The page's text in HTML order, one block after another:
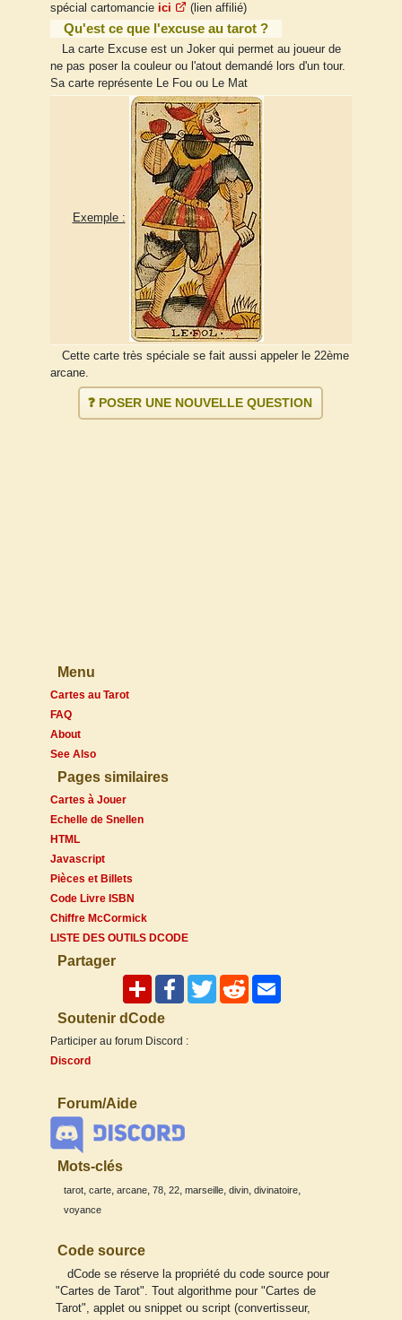
spécial cartomancie ici (lien affilié)
Qu'est ce que l'excuse au tarot ?
La carte Excuse est un Joker qui permet au joueur de
ne pas poser la couleur ou l'atout demandé lors d'un tour.
Sa carte représente Le Fou ou Le Mat
Exemple :
Cette carte très spéciale se fait aussi appeler le 22ème
arcane.
❓ POSER UNE NOUVELLE QUESTION
Menu
Cartes au Tarot
FAQ
About
See Also
Pages similaires
Cartes à Jouer
Echelle de Snellen
HTML
Javascript
Pièces et Billets
Code Livre ISBN
Chiffre McCormick
LISTE DES OUTILS DCODE
Partager
Soutenir dCode
Participer au forum Discord :
Discord
Forum/Aide
Mots-clés
tarot carte arcane 78 22 marseille divin divinatoire
voyance
Code source
dCode se réserve la propriété du code source pour
"Cartes de Tarot". Tout algorithme pour "Cartes de
Tarot", applet ou snippet ou script (convertisseur,